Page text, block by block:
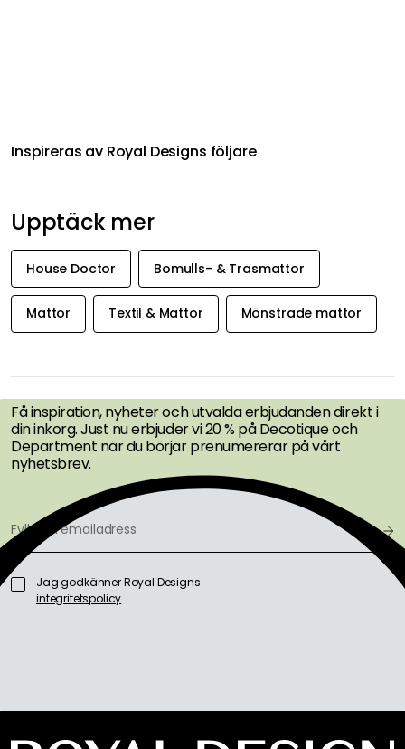
Inspireras av Royal Designs följare
Upptäck mer
House Doctor Bomulls- & Trasmattor
Mattor Textil & Mattor Mönstrade mattor
FÅ INSPIRATION &
ERBJUDANDEN FÖRST
Få inspiration, nyheter och utvalda erbjudanden direkt i
din inkorg. Just nu erbjuder vi 20 % på Decotique och
Department när du börjar prenumererar på vårt
nyhetsbrev.
Jag godkänner Royal Designs
integritetspolicy